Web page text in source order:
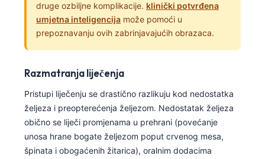
druge ozbiljne komplikacije. klinički potvrđena
umjetna inteligencija može pomoći u
prepoznavanju ovih zabrinjavajućih obrazaca.
Razmatranja liječenja
Pristupi liječenju se drastično razlikuju kod nedostatka
željeza i preopterećenja željezom. Nedostatak željeza
obično se liječi promjenama u prehrani (povećanje
unosa hrane bogate željezom poput crvenog mesa,
špinata i obogaćenih žitarica), oralnim dodacima
Кыргызча
Татар теле
Беларуская мова
Esperanto
Frysk
Norsk bokmål